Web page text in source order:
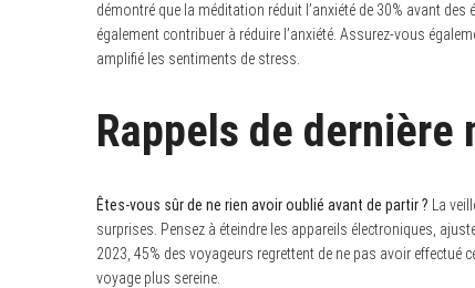
démontré que la méditation réduit l’anxiété de 30% avant
également contribuer à réduire l’anxiété. Assurez-vous
amplifié les sentiments de stress.
Rappels de
Êtes-vous sûr de ne rien avoir oublié avant de partir ? La
surprises. Pensez à éteindre les appareils électroniques,
2023, 45% des voyageurs regrettent de ne pas avoir effectué
voyage plus sereine.